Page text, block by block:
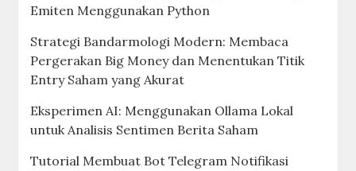
Emiten Menggunakan Python
Strategi Bandarmologi Modern: Membaca
Pergerakan Big Money dan Menentukan Titik
Entry Saham yang Akurat
Eksperimen AI: Menggunakan Ollama Lokal
untuk Analisis Sentimen Berita Saham
Tutorial Membuat Bot Telegram Notifikasi